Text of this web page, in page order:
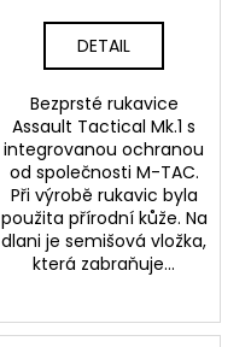
DETAIL
Bezprsté rukavice
Assault Tactical Mk.1 s
integrovanou ochranou
od společnosti M-TAC.
Při výrobě rukavic byla
použita přírodní kůže. Na
dlani je semišová vložka,
která zabraňuje...